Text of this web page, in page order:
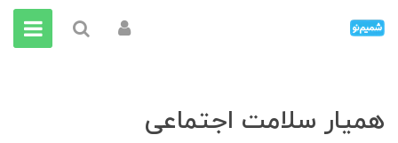
همیار سلامت اجتماعی